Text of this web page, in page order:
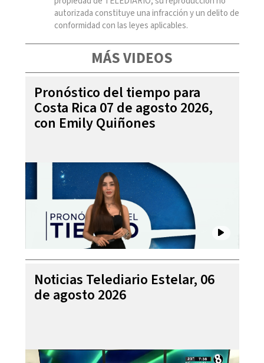
autorizada constituye una infracción y un delito de
conformidad con las leyes aplicables.
MÁS VIDEOS
Pronóstico del tiempo para
Costa Rica 07 de agosto 2026,
con Emily Quiñones
Noticias Telediario Estelar, 06
de agosto 2026